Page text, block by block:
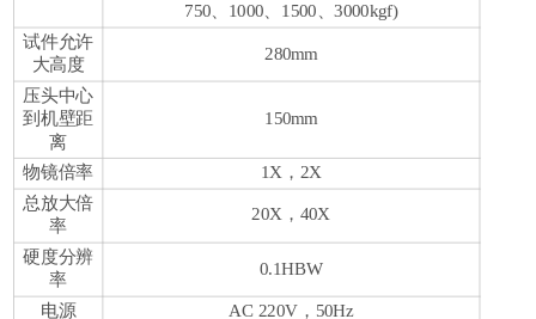
750、1000、1500、3000kgf)
试件允许
大高度
280mm
压头中心
到机壁距
离
150mm
物镜倍率 1X，2X
总放大倍
率
20X，40X
硬度分辨
率
0.1HBW
电源 AC 220V，50Hz